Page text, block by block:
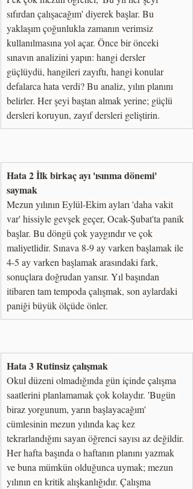
sıfırdan çalışacağım' diyerek başlar. Bu
yaklaşım çoğunlukla zamanın verimsiz
kullanılmasına yol açar. Önce bir önceki
sınavın analizini yapın: hangi dersler
güçlüydü, hangileri zayıftı, hangi konular
defalarca hata verdi? Bu analiz, yılın planını
belirler. Her şeyi baştan almak yerine; güçlü
dersleri koruyun, zayıf dersleri geliştirin.
Hata 2 İlk birkaç ayı 'ısınma dönemi'
saymak
Mezun yılının Eylül-Ekim ayları 'daha vakit
var' hissiyle gevşek geçer, Ocak-Şubat'ta panik
başlar. Bu döngü çok yaygındır ve çok
maliyetlidir. Sınava 8-9 ay varken başlamak ile
4-5 ay varken başlamak arasındaki fark,
sonuçlara doğrudan yansır. Yıl başından
itibaren tam tempoda çalışmak, son aylardaki
paniği büyük ölçüde önler.
Hata 3 Rutinsiz çalışmak
Okul düzeni olmadığında gün içinde çalışma
saatlerini planlamamak çok kolaydır. 'Bugün
biraz yorgunum, yarın başlayacağım'
cümlesinin mezun yılında kaç kez
tekrarlandığını sayan öğrenci sayısı az değildir.
Her hafta başında o haftanın planını yazmak
ve buna mümkün olduğunca uymak; mezun
yılının en kritik alışkanlığıdır. Çalışma